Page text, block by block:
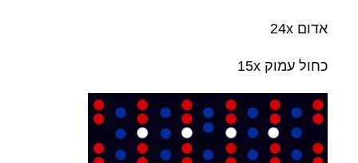
אדום 24x
כחול עמוק 15x